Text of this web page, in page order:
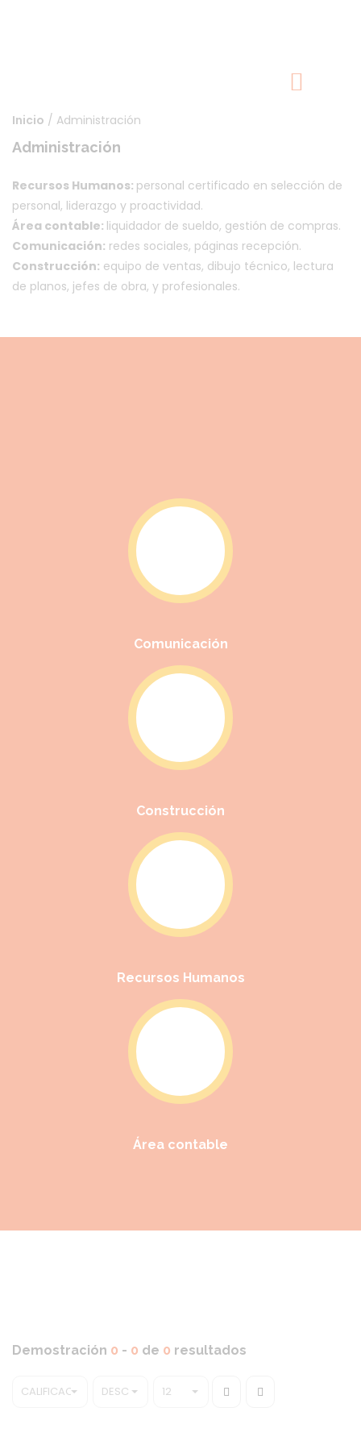
Inicio / Administración
Administración
Recursos Humanos: personal certificado en selección de
personal, liderazgo y proactividad.
Área contable: liquidador de sueldo, gestión de compras.
Comunicación: redes sociales, páginas recepción.
Construcción: equipo de ventas, dibujo técnico, lectura
de planos, jefes de obra, y profesionales.
Comunicación
Construcción
Recursos Humanos
Área contable
Demostración 0 - 0 de 0 resultados
CALIFICACIÓN DESC 12